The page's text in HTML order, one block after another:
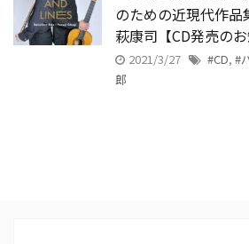
のための近現代作
萩康司【CD発売のお
2021/3/27 #CD, #
郎